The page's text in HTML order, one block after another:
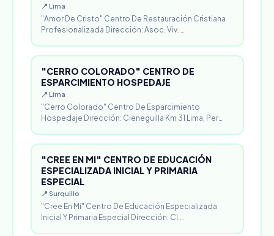
📍 Lima
"Amor De Cristo" Centro De Restauración Cristiana
Profesionalizada Dirección: Asoc. Viv. …
"CERRO COLORADO" CENTRO DE
ESPARCIMIENTO HOSPEDAJE
📍 Lima
"Cerro Colorado" Centro De Esparcimiento
Hospedaje Dirección: Cieneguilla Km 31 Lima, Per…
"CREE EN MI" CENTRO DE EDUCACIÓN
ESPECIALIZADA INICIAL Y PRIMARIA
ESPECIAL
📍 Surquillo
"Cree En Mi" Centro De Educación Especializada
Inicial Y Primaria Especial Dirección: Cl.…